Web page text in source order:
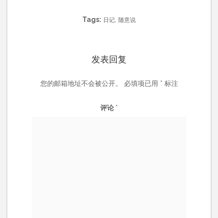
Tags: 日记 随意说
发表回复
您的邮箱地址不会被公开。 必填项已用 * 标注
评论 *